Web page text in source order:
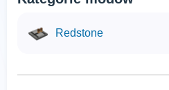
Redstone